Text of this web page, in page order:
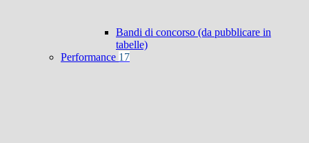
Bandi di concorso (da pubblicare in
tabelle)
Performance 17